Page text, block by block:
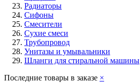
Радиаторы
Сифоны
Смесители
Сухие смеси
Трубопровод
Унитазы и умывальники
Шланги для стиральной машины
Последние товары в заказе ×